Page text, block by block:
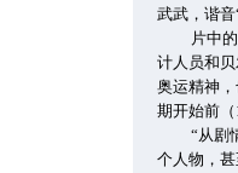
武武，谐音
片中
计人员和
奥运精神
期开始前（
“从剧
个人物，